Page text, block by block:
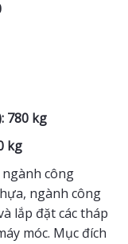
780 kg
kg
công
ngành công
lắp đặt các tháp
móc. Mục đích